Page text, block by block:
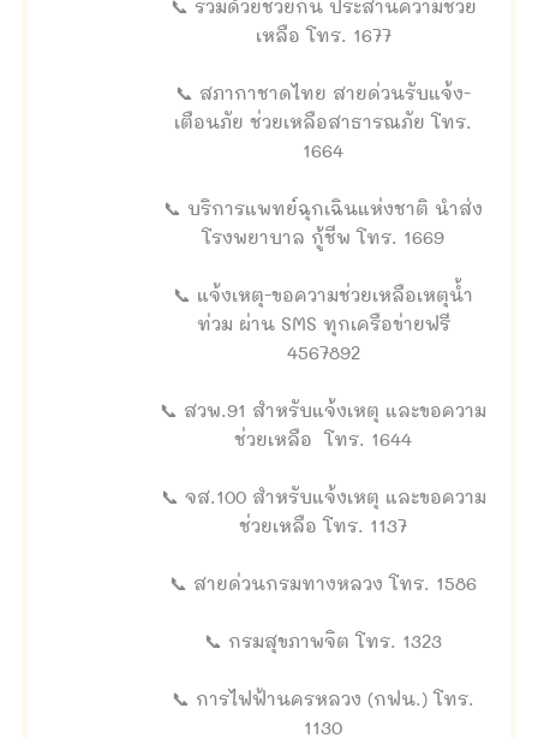
📞 ร่วมด้วยช่วยกัน ประสานความช่วย
เหลือ โทร. 1677
📞 สภากาชาดไทย สายด่วนรับแจ้ง-
เตือนภัย ช่วยเหลือสาธารณภัย โทร.
1664
📞 บริการแพทย์ฉุกเฉินแห่งชาติ นำส่ง
โรงพยาบาล กู้ชีพ โทร. 1669
📞 แจ้งเหตุ-ขอความช่วยเหลือเหตุน้ำ
ท่วม ผ่าน SMS ทุกเครือข่ายฟรี
4567892
📞 สวพ.91 สำหรับแจ้งเหตุ และขอความ
ช่วยเหลือ โทร. 1644
📞 จส.100 สำหรับแจ้งเหตุ และขอความ
ช่วยเหลือ โทร. 1137
📞 สายด่วนกรมทางหลวง โทร. 1586
📞 กรมสุขภาพจิต โทร. 1323
📞 การไฟฟ้านครหลวง (กฟน.) โทร.
1130